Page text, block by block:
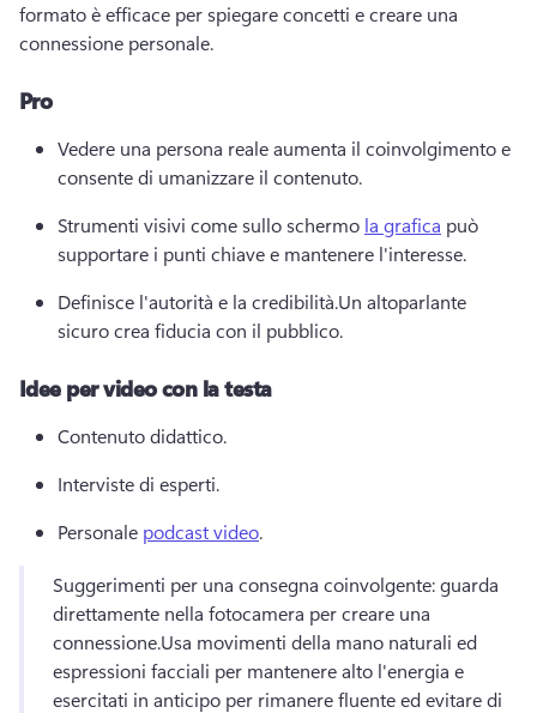
formato è efficace per spiegare concetti e creare una
connessione personale.
Pro
Vedere una persona reale aumenta il coinvolgimento e
consente di umanizzare il contenuto.
Strumenti visivi come sullo schermo la grafica può
supportare i punti chiave e mantenere l'interesse.
Definisce l'autorità e la credibilità.Un altoparlante
sicuro crea fiducia con il pubblico.
Idee per video con la testa
Contenuto didattico.
Interviste di esperti.
Personale podcast video.
Suggerimenti per una consegna coinvolgente: guarda
direttamente nella fotocamera per creare una
connessione.Usa movimenti della mano naturali ed
espressioni facciali per mantenere alto l'energia e
esercitati in anticipo per rimanere fluente ed evitare di